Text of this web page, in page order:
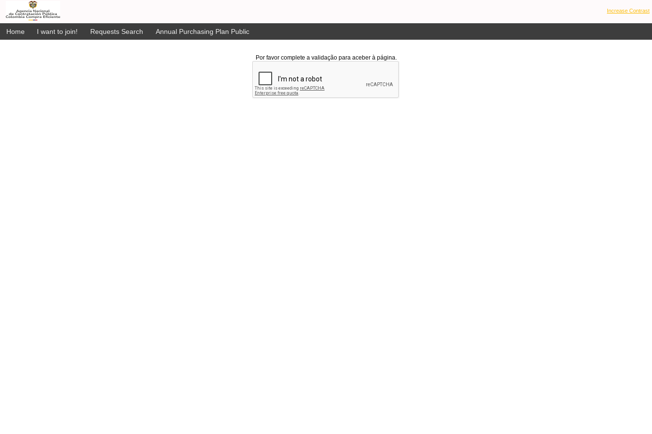
Increase Contrast
Home I want to join! Requests Search Annual Purchasing Plan Public
Por favor complete a validação para aceber à página.